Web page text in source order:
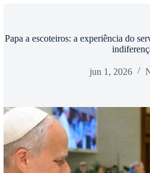
Papa a escoteiros: a experiência do
jun 1, 2026